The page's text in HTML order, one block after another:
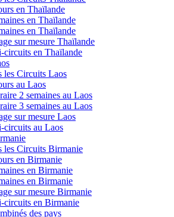
en Thaïlande
en Thaïlande
en Thaïlande
sur mesure Thaïlande
circuits en Thaïlande
les Circuits Laos
au Laos
2 semaines au Laos
3 semaines au Laos
sur mesure Laos
circuits au Laos
les Circuits Birmanie
en Birmanie
en Birmanie
en Birmanie
sur mesure Birmanie
circuits en Birmanie
des pays